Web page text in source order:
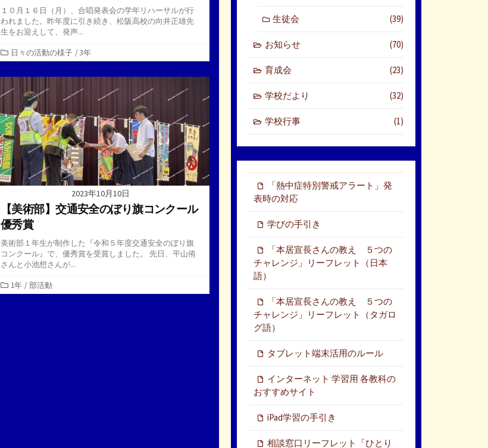
１０月１６日（月）、合唱発表会の学年リハーサルが行
われました。昨年度に引き続き、松阪高校の向井正雄先
生をお迎えして、発声...
カ
テ
ゴ
リ
日々の活動の様子 / 3年
2023年10月10日
【美術部】交通安全のぼり旗コンクール
優秀賞
美術部１年生が制作した『令和５年度交通安全のぼり旗
コンクール』で、優秀賞を受賞しました。 先日、平山侑
さんと小池想さんが...
カ
テ
1年 / 部活動
生徒会 (39)
お知らせ (70)
育成会 (23)
学校だより (32)
学校行事 (1)
「熱中症特別警戒アラート」発
表時の対応
学びの手引き
「本居宣長さんの教え ５つの
チャレンジ」リーフレット（日本
語）
「本居宣長さんの教え ５つの
チャレンジ」リーフレット（タガロ
グ語）
タブレット端末活用のルール
インターネット 学習用 各教科の
おすすめサイト
iPad学習の手引き
相談窓口リーフレット「ひとり